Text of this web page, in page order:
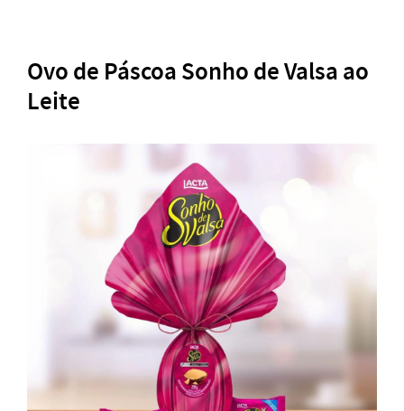
Ovo de Páscoa Sonho de Valsa ao
Leite